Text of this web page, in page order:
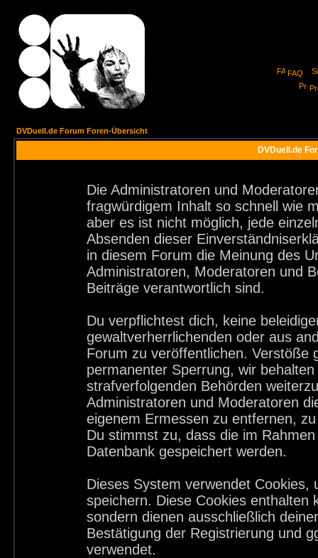
FAQ
DVDuell.de Forum Foren-Übersicht
DVDuell.de
Die Administratoren und
fragwürdigem Inhalt so schnell wie
aber es ist nicht möglich, jede
Absenden dieser
in diesem Forum die Meinung des
Administratoren, Moderatoren und
Beiträge verantwortlich sind.
Du verpflichtest dich, keine
gewaltverherrlichenden oder aus
Forum zu veröffentlichen. Verstöße
permanenter Sperrung, wir
strafverfolgenden Behörden
Administratoren und Moderatoren
eigenem Ermessen zu entfernen,
Du stimmst zu, dass die im
Datenbank gespeichert werden.
Dieses System verwendet
speichern. Diese Cookies enthalten
sondern dienen ausschließlich
Bestätigung der Registrierung und
verwendet.